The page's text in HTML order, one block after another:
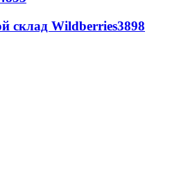
склад Wildberries3898